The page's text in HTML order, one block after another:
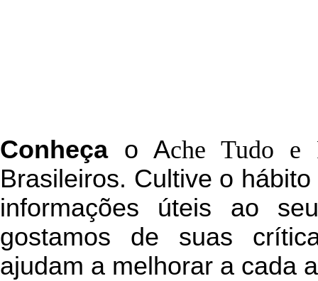
Conheçao Ache Tudo e
Brasileiros. Cultive o
informações úteis ao
gostamos de suas
ajudam a melhorar a cada